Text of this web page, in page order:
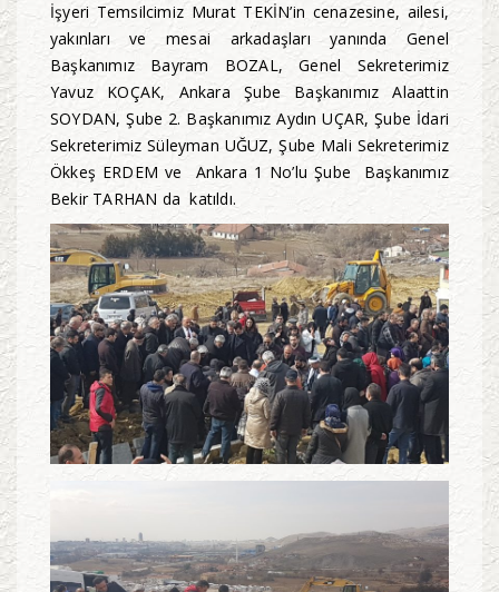
İşyeri Temsilcimiz Murat TEKİN’in cenazesine, ailesi,
yakınları ve mesai arkadaşları yanında Genel
Başkanımız Bayram BOZAL, Genel Sekreterimiz
Yavuz KOÇAK, Ankara Şube Başkanımız Alaattin
SOYDAN, Şube 2. Başkanımız Aydın UÇAR, Şube İdari
Sekreterimiz Süleyman UĞUZ, Şube Mali Sekreterimiz
Ökkeş ERDEM ve Ankara 1 No’lu Şube Başkanımız
Bekir TARHAN da katıldı.